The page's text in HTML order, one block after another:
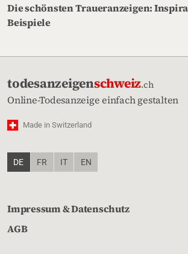
Die schönsten Traueranzeigen:
Beispiele
todesanzeigenschweiz.ch
Online-Todesanzeige einfach gestalten
Made in Switzerland
DE FR IT EN
Impressum & Datenschutz
AGB